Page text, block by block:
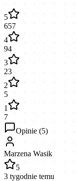
5
657
4
94
3
23
2
5
1
7
Opinie (5)
Marzena Wasik
5
3 tygodnie temu